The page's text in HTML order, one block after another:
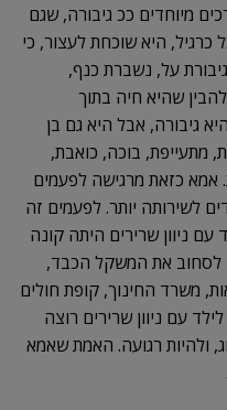
מיוחדים ככ גיבורה, שגם
היא שוכחת לעצור, כי
על, נשברת כנף,
שהיא חיה בתוך
גיבורה, אבל היא גם בן
מתעייפת, בוכה, כואבת,
אמא כזאת מרגישה לפעמים
לשירותה יותר. לפעמים זה
ניוון שרירים היתה קונה
לסחוב את המשקל הכבד,
משרד החינוך, קופת חולים
עם ניוון שרירים רוצה
ולהיות רגועה. האמת שאמא